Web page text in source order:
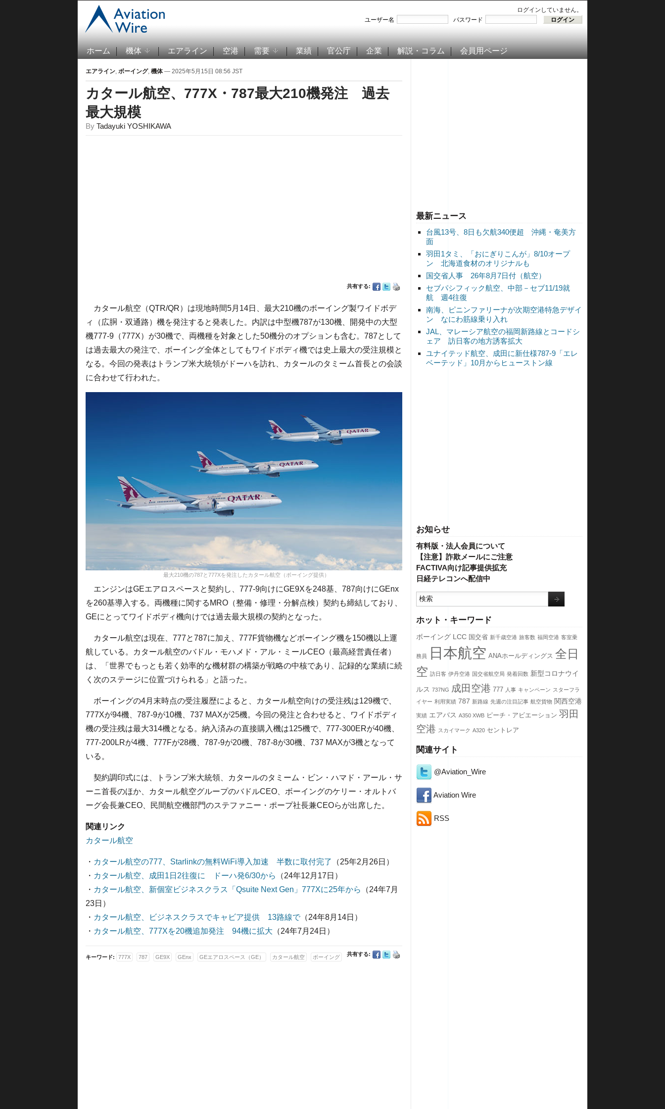
ログインしていません。
ユーザー名
パスワード
ホーム 機体 エアライン 空港 需要 業績 官公庁 企業 解説・コラム 会員用ページ
最新ニュース
台風13号、8日も欠航340便超 沖縄・奄美方
面
羽田1タミ、「おにぎりこんが」8/10オープ
ン 北海道食材のオリジナルも
国交省人事 26年8月7日付（航空）
セブパシフィック航空、中部－セブ11/19就
航 週4往復
南海、ピニンファリーナが次期空港特急デザイ
ン なにわ筋線乗り入れ
JAL、マレーシア航空の福岡新路線とコードシ
ェア 訪日客の地方誘客拡大
ユナイテッド航空、成田に新仕様787-9「エレ
ベーテッド」10月からヒューストン線
お知らせ
有料版・法人会員について
【注意】詐欺メールにご注意
FACTIVA向け記事提供拡充
日経テレコンへ配信中
ホット・キーワード
ボーイング LCC 国交省 新千歳空港 旅客数 福岡空港 客室乗
務員 日本航空 ANAホールディングス 全日
空 訪日客 伊丹空港 国交省航空局 発着回数 新型コロナウイ
ルス 737NG 成田空港 777 人事 キャンペーン スターフラ
イヤー 利用実績 787 新路線 先週の注目記事 航空貨物 関西空港
実績 エアバス A350 XWB ピーチ・アビエーション 羽田
空港 スカイマーク A320 セントレア
関連サイト
@Aviation_Wire
Aviation Wire
RSS
エアライン, ボーイング, 機体— 2025年5月15日 08:56 JST
カタール航空、777X・787最大210機発注 過去
最大規模
By Tadayuki YOSHIKAWA
共有する:
カタール航空（QTR/QR）は現地時間5月14日、最大210機のボーイング製ワイドボデ
ィ（広胴・双通路）機を発注すると発表した。内訳は中型機787が130機、開発中の大型
機777-9（777X）が30機で、両機種を対象とした50機分のオプションも含む。787として
は過去最大の発注で、ボーイング全体としてもワイドボディ機では史上最大の受注規模と
なる。今回の発表はトランプ米大統領がドーハを訪れ、カタールのタミーム首長との会談
に合わせて行われた。
最大210機の787と777Xを発注したカタール航空（ボーイング提供）
エンジンはGEエアロスペースと契約し、777-9向けにGE9Xを248基、787向けにGEnx
を260基導入する。両機種に関するMRO（整備・修理・分解点検）契約も締結しており、
GEにとってワイドボディ機向けでは過去最大規模の契約となった。
カタール航空は現在、777と787に加え、777F貨物機などボーイング機を150機以上運
航している。カタール航空のバドル・モハメド・アル・ミールCEO（最高経営責任者）
は、「世界でもっとも若く効率的な機材群の構築が戦略の中核であり、記録的な業績に続
く次のステージに位置づけられる」と語った。
ボーイングの4月末時点の受注履歴によると、カタール航空向けの受注残は129機で、
777Xが94機、787-9が10機、737 MAXが25機。今回の発注と合わせると、ワイドボディ
機の受注残は最大314機となる。納入済みの直接購入機は125機で、777-300ERが40機、
777-200LRが4機、777Fが28機、787-9が20機、787-8が30機、737 MAXが3機となって
いる。
契約調印式には、トランプ米大統領、カタールのタミーム・ビン・ハマド・アール・サ
ーニ首長のほか、カタール航空グループのバドルCEO、ボーイングのケリー・オルトバ
ーグ会長兼CEO、民間航空機部門のステファニー・ポープ社長兼CEOらが出席した。
関連リンク
カタール航空
・ カタール航空の777、Starlinkの無料WiFi導入加速 半数に取付完了
（25年2月26日）
・ カタール航空、成田1日2往復に ドーハ発6/30から
（24年12月17日）
・ カタール航空、新個室ビジネスクラス「Qsuite Next Gen」777Xに25年から
（24年7月
23日）
・ カタール航空、ビジネスクラスでキャビア提供 13路線で（24年8月14日）
・ カタール航空、777Xを20機追加発注 94機に拡大 （24年7月24日）
共有する:
キーワード: 777X 787 GE9X GEnx GEエアロスペース（GE） カタール航空 ボーイング